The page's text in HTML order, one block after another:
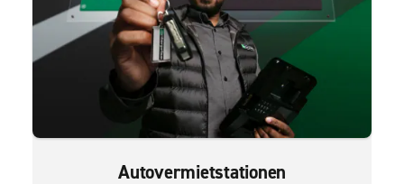
Autovermietstationen